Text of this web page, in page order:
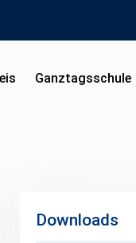
Ganztagsschule
Downloads